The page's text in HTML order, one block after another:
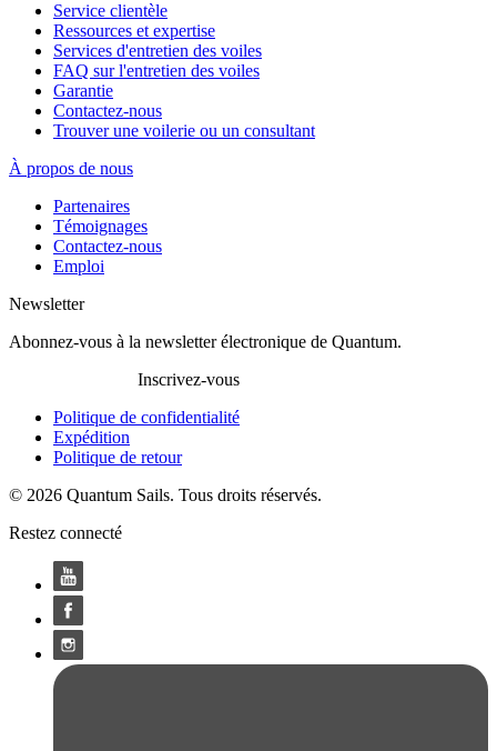
Service clientèle
Ressources et expertise
Services d'entretien des voiles
FAQ sur l'entretien des voiles
Garantie
Contactez-nous
Trouver une voilerie ou un consultant
À propos de nous
Partenaires
Témoignages
Contactez-nous
Emploi
Newsletter
Abonnez-vous à la newsletter électronique de Quantum.
Inscrivez-vous
Politique de confidentialité
Expédition
Politique de retour
© 2026 Quantum Sails. Tous droits réservés.
Restez connecté